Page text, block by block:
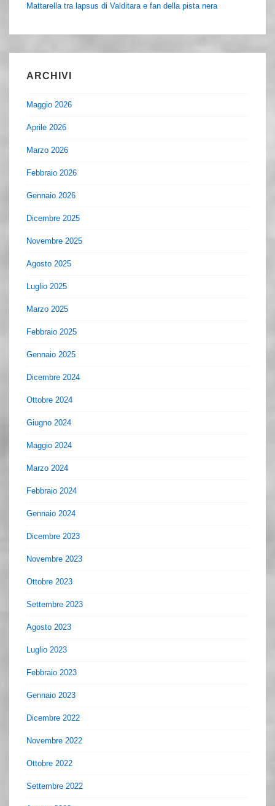
Mattarella tra lapsus di Valditara e fan della pista nera
ARCHIVI
Maggio 2026
Aprile 2026
Marzo 2026
Febbraio 2026
Gennaio 2026
Dicembre 2025
Novembre 2025
Agosto 2025
Luglio 2025
Marzo 2025
Febbraio 2025
Gennaio 2025
Dicembre 2024
Ottobre 2024
Giugno 2024
Maggio 2024
Marzo 2024
Febbraio 2024
Gennaio 2024
Dicembre 2023
Novembre 2023
Ottobre 2023
Settembre 2023
Agosto 2023
Luglio 2023
Febbraio 2023
Gennaio 2023
Dicembre 2022
Novembre 2022
Ottobre 2022
Settembre 2022